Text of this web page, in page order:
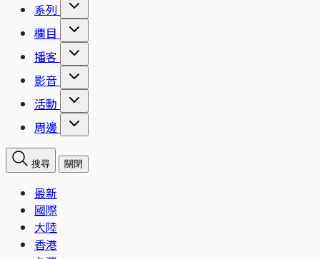
系列
欄目
播客
影音
活動
周邊
搜尋 關閉
最新
國際
大陸
香港